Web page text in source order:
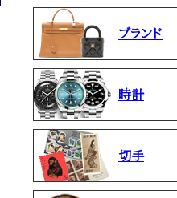
ブランド
時計
切手